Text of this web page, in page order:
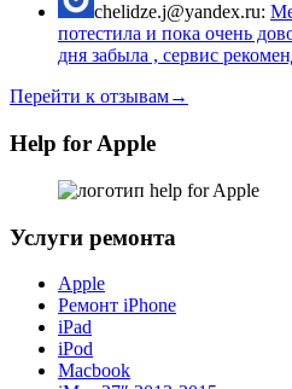
chelidze.j@yandex.ru:
потестила и пока очень
дня забыла , сервис
Перейти к отзывам→
Help for Apple
Услуги ремонта
Apple
Ремонт iPhone
iPad
iPod
Macbook